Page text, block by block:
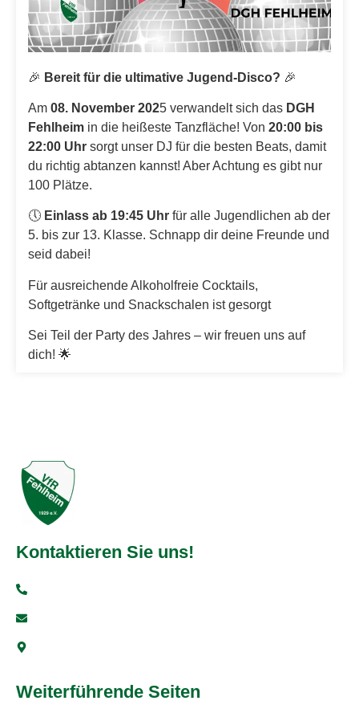
🎉 Bereit für die ultimative Jugend-Disco? 🎉
Am 08. November 2025 verwandelt sich das DGH
Fehlheim in die heißeste Tanzfläche! Von 20:00 bis
22:00 Uhr sorgt unser DJ für die besten Beats, damit
du richtig abtanzen kannst! Aber Achtung es gibt nur
100 Plätze.
🕔 Einlass ab 19:45 Uhr für alle Jugendlichen ab der
5. bis zur 13. Klasse. Schnapp dir deine Freunde und
seid dabei!
Für ausreichende Alkoholfreie Cocktails,
Softgetränke und Snackschalen ist gesorgt
Sei Teil der Party des Jahres – wir freuen uns auf
dich! 🌟
Kontaktieren Sie uns!
Weiterführende Seiten